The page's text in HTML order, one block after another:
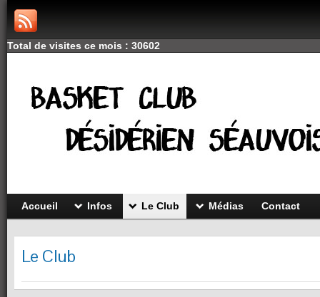
Total de visites ce mois : 30602
Accueil Infos Le Club Médias Contact
Le Club